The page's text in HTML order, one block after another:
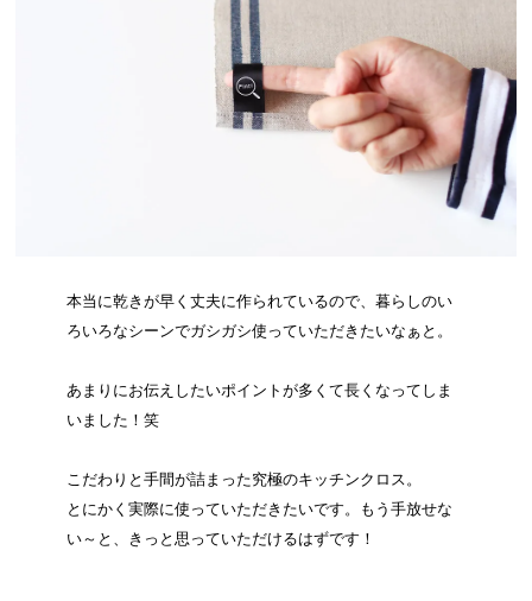
本当に乾きが早く丈夫に作られているので、暮らしのい
ろいろなシーンでガシガシ使っていただきたいなぁと。
あまりにお伝えしたいポイントが多くて長くなってしま
いました！笑
こだわりと手間が詰まった究極のキッチンクロス。
とにかく実際に使っていただきたいです。もう手放せな
い～と、きっと思っていただけるはずです！